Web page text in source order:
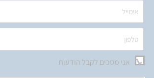
אני מסכים לקבל הודעות